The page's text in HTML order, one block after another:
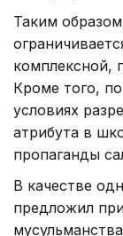
Таким
комплексной,
Кроме того,
условиях
атрибута в
пропаганды
В качестве
предложил